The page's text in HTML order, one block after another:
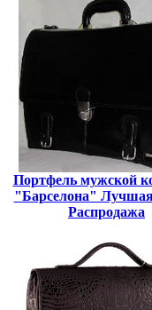
Портфель мужской
"Барселона"
Распродажа